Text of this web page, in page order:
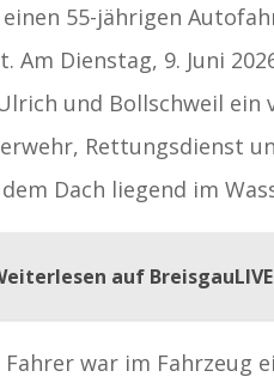
einen 55-jährigen
Am Dienstag, 9. Juni
und Bollschweil
Rettungsdienst
Dach liegend im
auf
Fahrer war im Fahrzeug